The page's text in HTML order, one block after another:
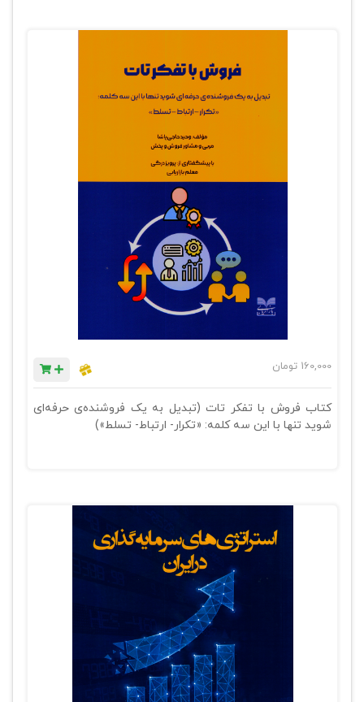
160,000 تومان
کتاب فروش با تفکر تات (تبدیل به یک فروشنده‌ی حرفه‌ای
شوید تنها با این سه کلمه: «تکرار- ارتباط- تسلط»)